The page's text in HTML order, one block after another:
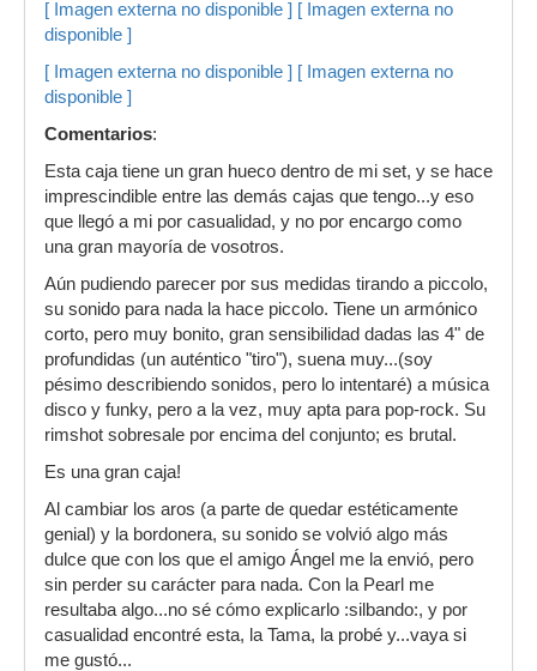
[ Imagen externa no disponible ] [ Imagen externa no
disponible ]
[ Imagen externa no disponible ] [ Imagen externa no
disponible ]
Comentarios:
Esta caja tiene un gran hueco dentro de mi set, y se hace
imprescindible entre las demás cajas que tengo...y eso
que llegó a mi por casualidad, y no por encargo como
una gran mayoría de vosotros.
Aún pudiendo parecer por sus medidas tirando a piccolo,
su sonido para nada la hace piccolo. Tiene un armónico
corto, pero muy bonito, gran sensibilidad dadas las 4" de
profundidas (un auténtico "tiro"), suena muy...(soy
pésimo describiendo sonidos, pero lo intentaré) a música
disco y funky, pero a la vez, muy apta para pop-rock. Su
rimshot sobresale por encima del conjunto; es brutal.
Es una gran caja!
Al cambiar los aros (a parte de quedar estéticamente
genial) y la bordonera, su sonido se volvió algo más
dulce que con los que el amigo Ángel me la envió, pero
sin perder su carácter para nada. Con la Pearl me
resultaba algo...no sé cómo explicarlo :silbando:, y por
casualidad encontré esta, la Tama, la probé y...vaya si
me gustó...